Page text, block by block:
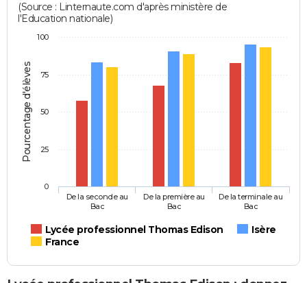
Pourcentage d'élèves
(Source : Linternaute.com d'après ministère de
l'Education nationale)
Lycée professionnel Thomas Edison
Isère
France
De la seconde au
Bac
De la première au
Bac
De la terminale au
Bac
0
25
50
75
100